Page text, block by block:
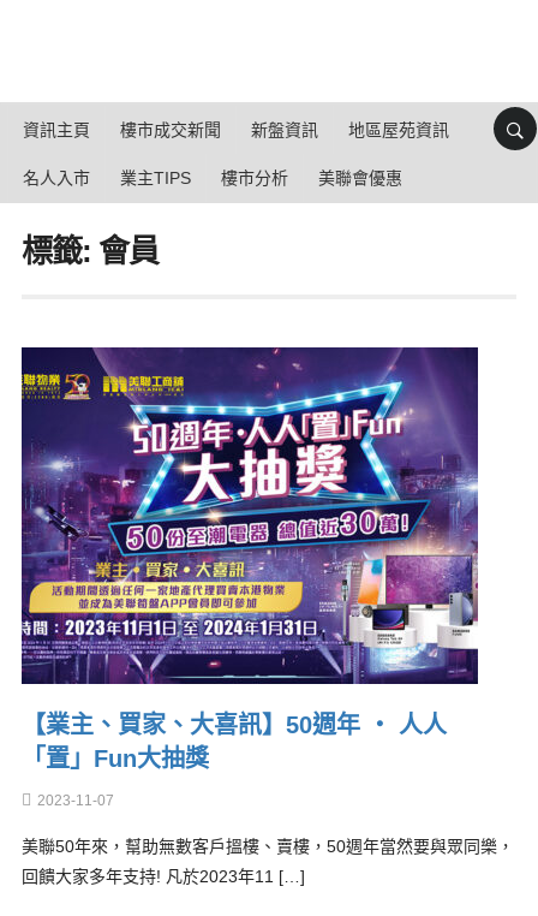
資訊主頁 樓市成交新聞 新盤資訊 地區屋苑資訊
名人入市 業主TIPS 樓市分析 美聯會優惠
標籤: 會員
【業主、買家、大喜訊】50週年 ‧ 人人
「置」Fun大抽獎
2023-11-07
美聯50年來，幫助無數客戶搵樓、賣樓，50週年當然要與眾同樂，
回饋大家多年支持! 凡於2023年11 […]